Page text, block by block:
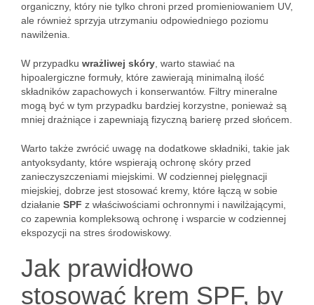
organiczny, który nie tylko chroni przed promieniowaniem UV,
ale również sprzyja utrzymaniu odpowiedniego poziomu
nawilżenia.
W przypadku wrażliwej skóry , warto stawiać na
hipoalergiczne formuły, które zawierają minimalną ilość
składników zapachowych i konserwantów. Filtry mineralne
mogą być w tym przypadku bardziej korzystne, ponieważ są
mniej drażniące i zapewniają fizyczną barierę przed słońcem.
Warto także zwrócić uwagę na dodatkowe składniki, takie jak
antyoksydanty, które wspierają ochronę skóry przed
zanieczyszczeniami miejskimi. W codziennej pielęgnacji
miejskiej, dobrze jest stosować kremy, które łączą w sobie
działanie SPF z właściwościami ochronnymi i nawilżającymi,
co zapewnia kompleksową ochronę i wsparcie w codziennej
ekspozycji na stres środowiskowy.
Jak prawidłowo
stosować krem SPF, by